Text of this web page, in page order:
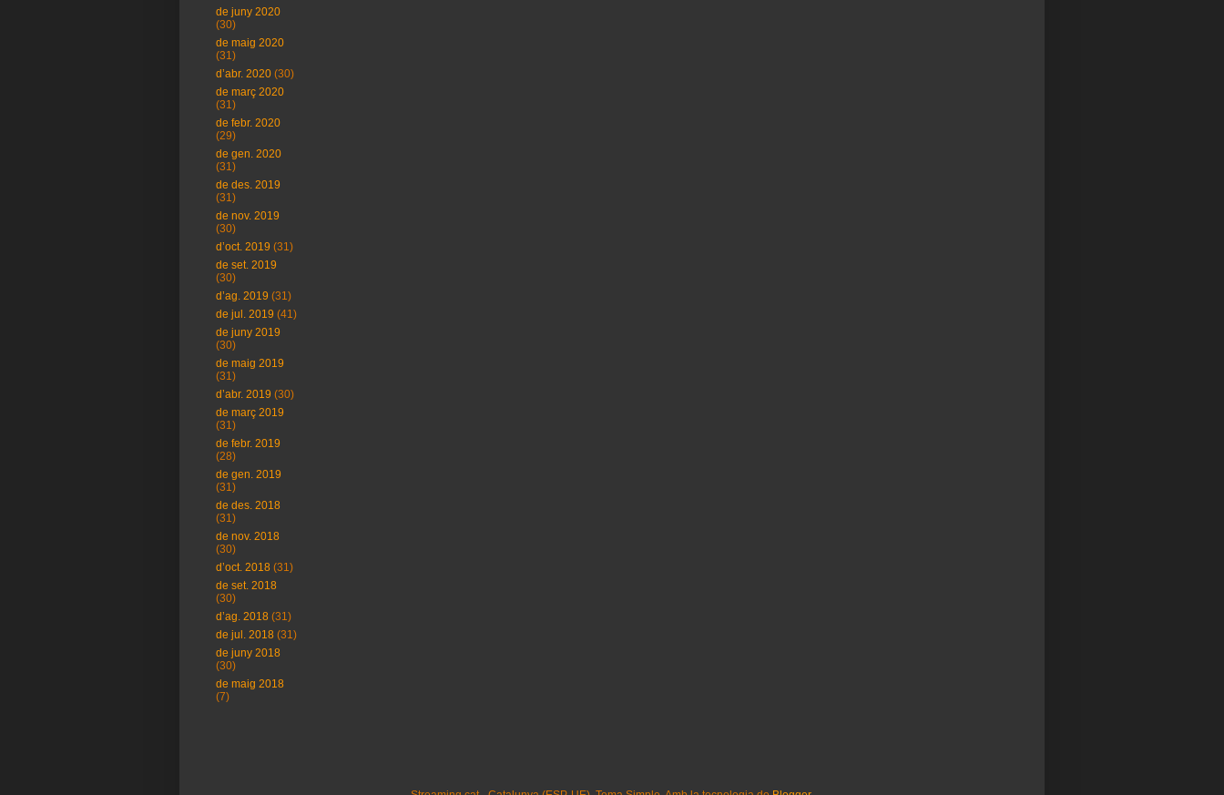
de juny 2020
(30)
de maig 2020
(31)
d’abr. 2020 (30)
de març 2020
(31)
de febr. 2020
(29)
de gen. 2020
(31)
de des. 2019
(31)
de nov. 2019
(30)
d’oct. 2019 (31)
de set. 2019
(30)
d’ag. 2019 (31)
de jul. 2019 (41)
de juny 2019
(30)
de maig 2019
(31)
d’abr. 2019 (30)
de març 2019
(31)
de febr. 2019
(28)
de gen. 2019
(31)
de des. 2018
(31)
de nov. 2018
(30)
d’oct. 2018 (31)
de set. 2018
(30)
d’ag. 2018 (31)
de jul. 2018 (31)
de juny 2018
(30)
de maig 2018
(7)